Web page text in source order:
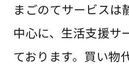
まごのてサービスは
中心に、生活支援サ
ております。買い物